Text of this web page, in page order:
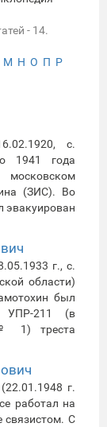
- 14.
М Н О П Р
с.
1941 года
(ЗИС). Во
эвакуирован
г., с.
области)
был
УПР-211 (в
№ 1) треста
г.
работал на
связистом. С